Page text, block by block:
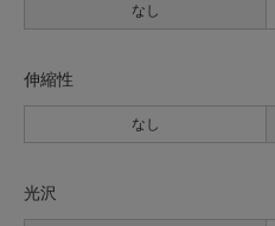
なし
伸縮性
なし
光沢